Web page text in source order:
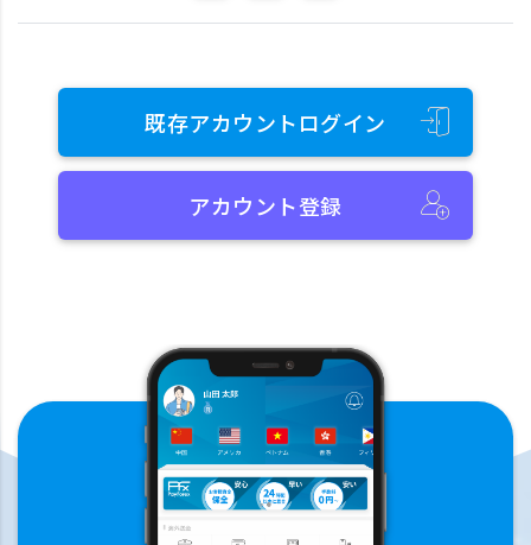
既存アカウントログイン
アカウント登録